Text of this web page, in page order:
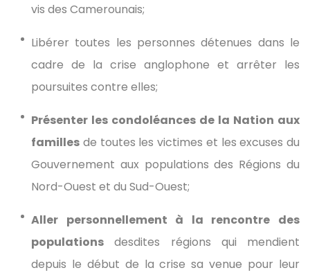
vis des Camerounais;
Libérer toutes les personnes détenues dans le
cadre de la crise anglophone et arrêter les
poursuites contre elles;
Présenter les condoléances de la Nation aux
familles de toutes les victimes et les excuses du
Gouvernement aux populations des Régions du
Nord-Ouest et du Sud-Ouest;
Aller personnellement à la rencontre des
populations desdites régions qui mendient
depuis le début de la crise sa venue pour leur